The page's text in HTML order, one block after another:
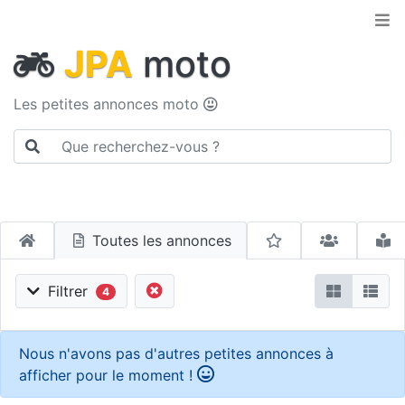
JPA moto
Les petites annonces moto
Toutes les annonces
Filtrer 4
Nous n'avons pas d'autres petites annonces à
afficher pour le moment !